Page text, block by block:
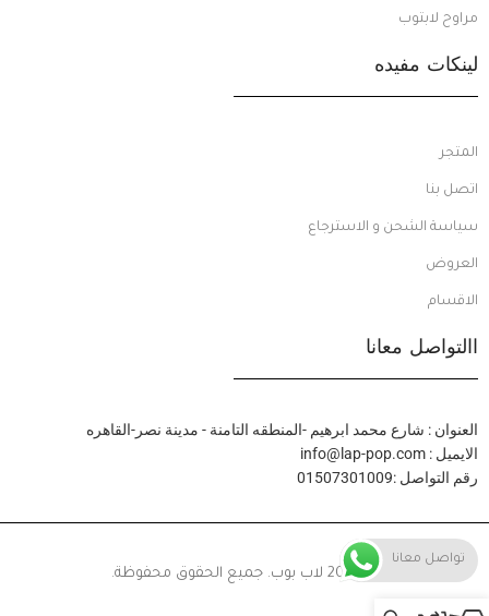
مراوح لابتوب
لينكات مفيده
المتجر
اتصل بنا
سياسة الشحن و الاسترجاع
العروض
الاقسام
االتواصل معانا
العنوان : شارع محمد ابرهيم -المنطقه التامنة - مدينة نصر-القاهره
الايميل : info@lap-pop.com
رقم التواصل :01507301009
© 2024 لاب بوب. جميع الحقوق محفوظة.
تواصل معانا